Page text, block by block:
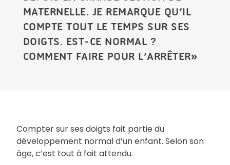
MATERNELLE. JE REMARQUE QU’IL
COMPTE TOUT LE TEMPS SUR SES
DOIGTS. EST-CE NORMAL ?
COMMENT FAIRE POUR L’ARRÊTER»
Compter sur ses doigts fait partie du
développement normal d’un enfant. Selon son
âge, c’est tout à fait attendu.